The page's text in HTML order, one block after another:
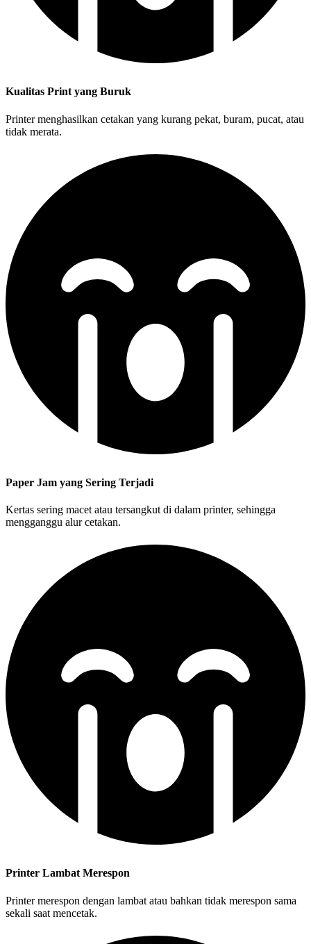
Kualitas Print yang Buruk
Printer menghasilkan cetakan yang kurang pekat, buram, pucat, atau
tidak merata.
Paper Jam yang Sering Terjadi
Kertas sering macet atau tersangkut di dalam printer, sehingga
mengganggu alur cetakan.
Printer Lambat Merespon
Printer merespon dengan lambat atau bahkan tidak merespon sama
sekali saat mencetak.